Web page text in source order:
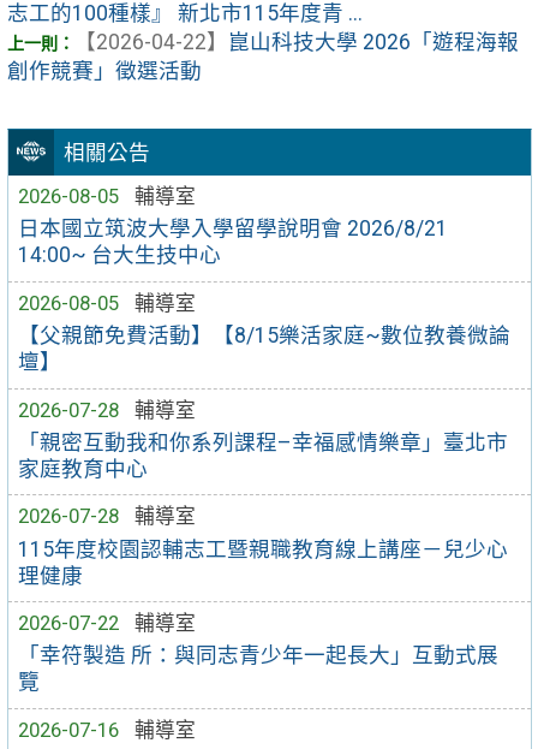
相關公告
2026-08-05
輔導室
日本國立筑波大學入學留學說明會 2026/8/21
14:00~ 台大生技中心
2026-08-05
輔導室
【父親節免費活動】【8/15樂活家庭~數位教養微論
壇】
2026-07-28
輔導室
「親密互動我和你系列課程–幸福感情樂章」臺北市
家庭教育中心
2026-07-28
輔導室
115年度校園認輔志工暨親職教育線上講座－兒少心
理健康
2026-07-22
輔導室
「幸符製造 所：與同志青少年一起長大」互動式展
覽
2026-07-16
輔導室
志工的100種樣』 新北市115年度青 ...
【2026-04-22】
崑山科技大學 2026「遊程海報
創作競賽」徵選活動